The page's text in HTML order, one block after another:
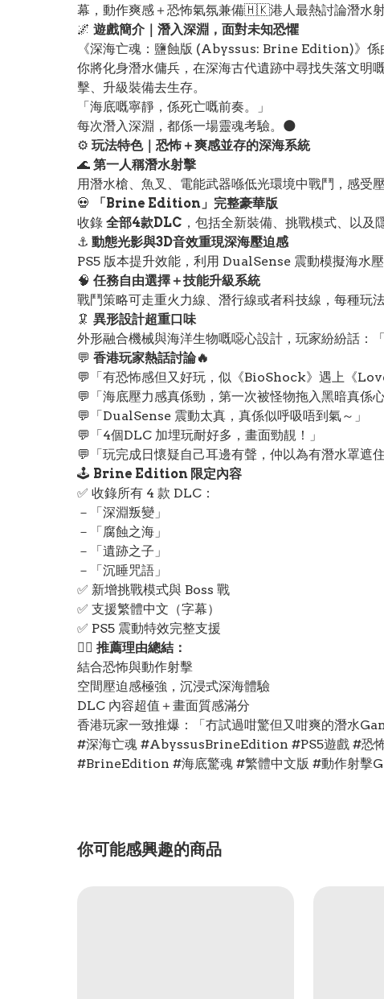
幕，動作爽感＋恐怖氣氛兼備🇭🇰港人最熱討論潛水
🌌 遊戲簡介｜潛入深淵，面對未知恐懼
《深海亡魂：鹽蝕版 (Abyssus: Brine Edition)》係
你將化身潛水傭兵，在深海古代遺跡中尋找失落文明
擊、升級裝備去生存。
「海底嘅寧靜，係死亡嘅前奏。」
每次潛入深淵，都係一場靈魂考驗。🌑
⚙️ 玩法特色｜恐怖＋爽感並存的深海系統
🌊 第一人稱潛水射擊
用潛水槍、魚叉、電能武器喺低光環境中戰鬥，感受
💀
「Brine Edition」完整豪華版
收錄 全部4款DLC ，包括全新裝備、挑戰模式、以及
⚓️ 動態光影與3D音效重現深海壓迫感
PS5 版本提升效能，利用 DualSense 震動模擬海水壓
🧠 任務自由選擇＋技能升級系統
戰鬥策略可走重火力線、潛行線或者科技線，每種玩
🦑 異形設計超重口味
外形融合機械與海洋生物嘅噁心設計，玩家紛紛話：
💬 香港玩家熱話討論🔥
💬「有恐怖感但又好玩，似《BioShock》遇上《
💬「海底壓力感真係勁，第一次被怪物拖入黑暗真係
💬「DualSense 震動太真，真係似呼吸唔到氣～」
💬「4個DLC 加埋玩耐好多，畫面勁靚！」
💬「玩完成日懷疑自己耳邊有聲，仲以為有潛水罩遮
🕹️ Brine Edition 限定內容
✅ 收錄所有 4 款 DLC：
－「深淵叛變」
－「腐蝕之海」
－「遺跡之子」
－「沉睡咒語」
✅ 新增挑戰模式與 Boss 戰
✅ 支援繁體中文（字幕）
✅ PS5 震動特效完整支援
❤️‍🔥 推薦理由總結：
結合恐怖與動作射擊
空間壓迫感極強，沉浸式深海體驗
DLC 內容超值＋畫面質感滿分
香港玩家一致推爆：「冇試過咁驚但又咁爽的潛水
#深海亡魂 #AbyssusBrineEdition #PS5遊戲 #恐
#BrineEdition #海底驚魂 #繁體中文版 #動作射擊
你可能感興趣的商品